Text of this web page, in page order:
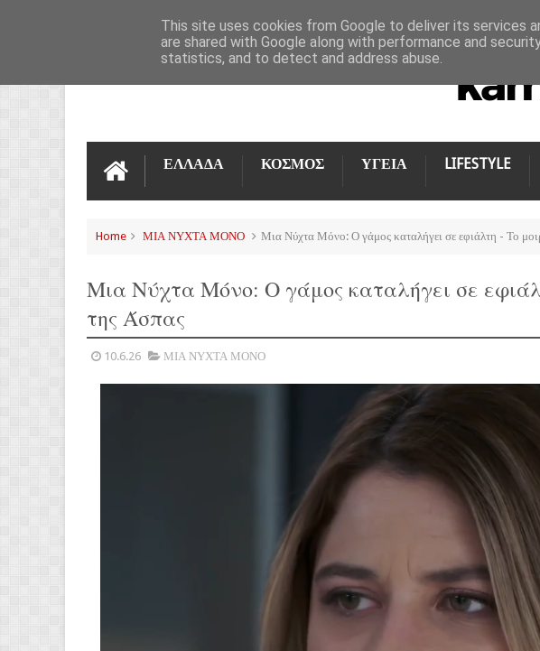
ΕΠΙΚΟΙΝΩΝΊΑ
ΕΛΛΑΔΑ ΚΟΣΜΟΣ ΥΓΕΙΑ LIFESTYLE
Home ΜΙΑ ΝΥΧΤΑ ΜΟΝΟ Μια Νύχτα Μόνο: Ο γάμος καταλήγει σε εφιάλτη - Το
Μια Νύχτα Μόνο: Ο γάμος καταλήγει σε
της Άσπας
10.6.26 ΜΙΑ ΝΥΧΤΑ ΜΟΝΟ
This site uses cookies from Google to deliver its services
are shared with Google along with performance and
statistics, and to detect and address abuse.